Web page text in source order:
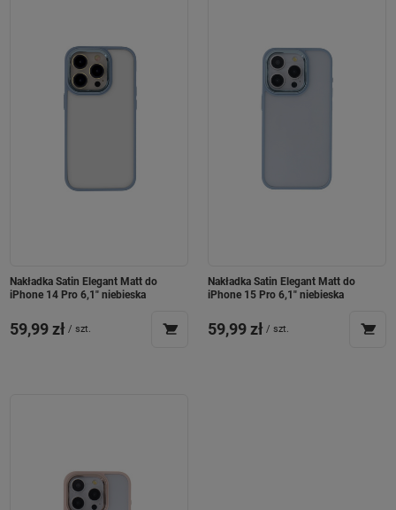
Nakładka Satin Elegant Matt do
iPhone 14 Pro 6,1" niebieska
59,99 zł / szt.
Nakładka Satin Elegant Matt do
iPhone 15 Pro 6,1" niebieska
59,99 zł / szt.